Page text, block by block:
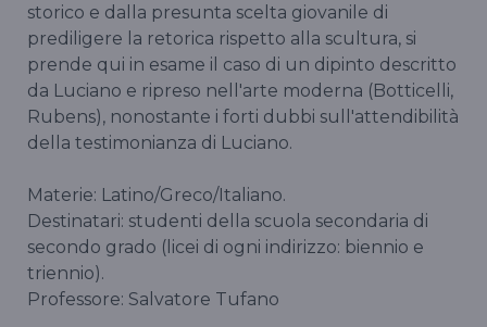
storico e dalla presunta scelta giovanile di
prediligere la retorica rispetto alla scultura, si
prende qui in esame il caso di un dipinto descritto
da Luciano e ripreso nell'arte moderna (Botticelli,
Rubens), nonostante i forti dubbi sull'attendibilità
della testimonianza di Luciano.
Materie: Latino/Greco/Italiano.
Destinatari: studenti della scuola secondaria di
secondo grado (licei di ogni indirizzo: biennio e
triennio).
Professore: Salvatore Tufano